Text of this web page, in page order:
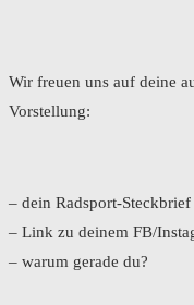
Wir freuen uns auf deine
Vorstellung:
– dein Radsport-Steckbrief
– Link zu deinem FB/
– warum gerade du?